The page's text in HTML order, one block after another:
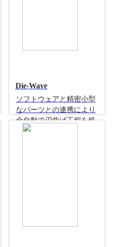
Die-Wave
ソフトウェアと精密小型
なパーツとの連携により
全自動で刃曲げ工程を処
理する完全自動刃曲機